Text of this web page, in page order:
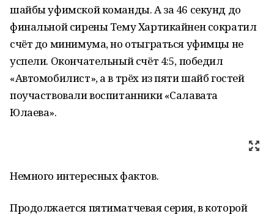
шайбы уфимской команды. А за 46 секунд до
финальной сирены Тему Хартикайнен сократил
счёт до минимума, но отыграться уфимцы не
успели. Окончательный счёт 4:5, победил
«Автомобилист», а в трёх из пяти шайб гостей
поучаствовали воспитанники «Салавата
Юлаева».
Немного интересных фактов.
Продолжается пятиматчевая серия, в которой